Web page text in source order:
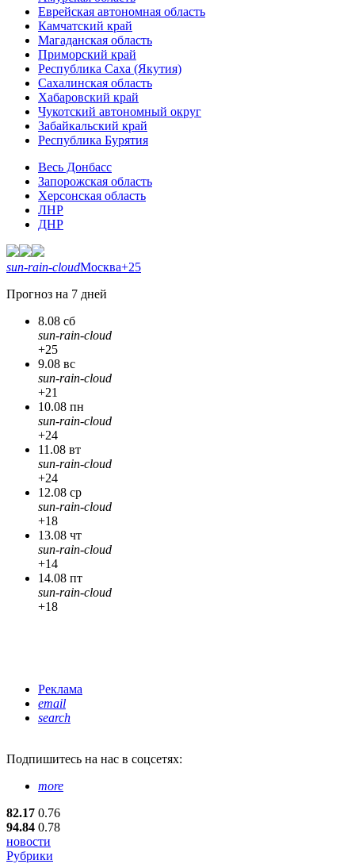
Еврейская автономная область
Камчатский край
Магаданская область
Приморский край
Республика Саха (Якутия)
Сахалинская область
Хабаровский край
Чукотский автономный округ
Забайкальский край
Республика Бурятия
Весь Донбасс
Запорожская область
Херсонская область
ЛНР
ДНР
sun-rain-cloudМосква+25
Прогноз на 7 дней
8.08 сб
sun-rain-cloud
+25
9.08 вс
sun-rain-cloud
+21
10.08 пн
sun-rain-cloud
+24
11.08 вт
sun-rain-cloud
+24
12.08 ср
sun-rain-cloud
+18
13.08 чт
sun-rain-cloud
+14
14.08 пт
sun-rain-cloud
+18
Реклама
email
search
Подпишитесь на нас в соцсетях:
more
82.17 0.76
94.84 0.78
новости
Рубрики